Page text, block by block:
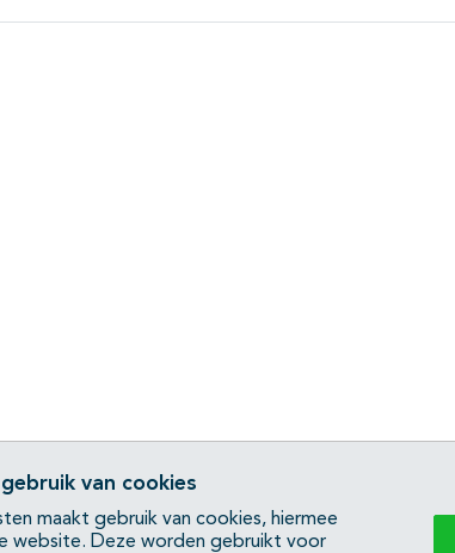
van cookies
maakt gebruik van cookies, hiermee
website. Deze worden gebruikt voor